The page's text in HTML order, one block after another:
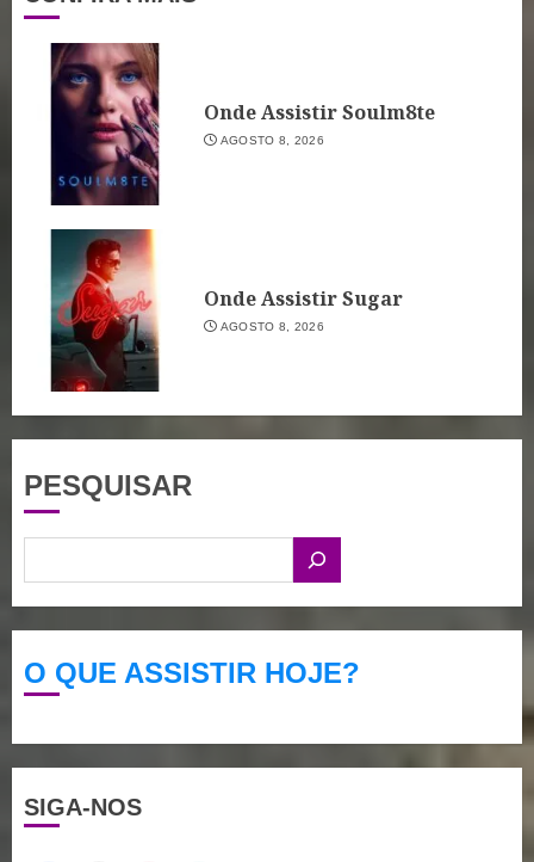
Onde Assistir Soulm8te
AGOSTO 8, 2026
Onde Assistir Sugar
AGOSTO 8, 2026
PESQUISAR
O QUE ASSISTIR HOJE?
SIGA-NOS